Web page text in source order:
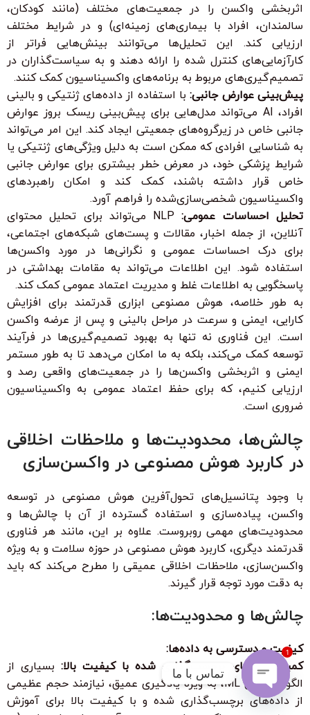
اثربخشی واکسن را در جمعیت‌های مختلف (مانند کودکان،
سالمندان، افراد با بیماری‌های زمینه‌ای) و در شرایط مختلف
ارزیابی کند. این تحلیل‌ها می‌توانند بینش‌هایی فراتر از
کارآزمایی‌های کنترل شده را ارائه دهند و به سیاست‌گذاران در
تصمیم‌گیری‌های مربوط به برنامه‌های واکسیناسیون کمک کنند.
پیش‌بینی عوارض جانبی:با استفاده از داده‌های ژنتیکی و بالینی
افراد، AI می‌تواند مدل‌هایی برای پیش‌بینی ریسک بروز عوارض
جانبی خاص در زیرگروه‌های جمعیتی ایجاد کند. این امر می‌تواند
به شناسایی افرادی که ممکن است به دلیل ویژگی‌های ژنتیکی یا
شرایط پزشکی خود، در معرض خطر بیشتری برای عوارض جانبی
خاص قرار داشته باشند، کمک کند و امکان راهبردهای
واکسیناسیون شخصی‌سازی‌شده را فراهم آورد.
تحلیل احساسات عمومی:
NLP می‌تواند برای تحلیل محتوای
آنلاین، از جمله اخبار، مقالات و پست‌های شبکه‌های اجتماعی،
برای درک احساسات عمومی و نگرانی‌ها در مورد واکسن‌ها
استفاده شود. این اطلاعات می‌تواند به مقامات بهداشتی در
پاسخگویی به اطلاعات غلط و مدیریت اعتماد عمومی کمک کند.
به طور خلاصه، هوش مصنوعی ابزاری قدرتمند برای افزایش
کارایی، ایمنی و سرعت در مراحل بالینی و پس از عرضه واکسن
است. این فناوری نه تنها به بهبود تصمیم‌گیری‌ها در فرآیند
توسعه کمک می‌کند، بلکه به ما امکان می‌دهد تا به طور مستمر
ایمنی و اثربخشی واکسن‌ها را در جمعیت‌های واقعی رصد و
ارزیابی کنیم، که برای حفظ اعتماد عمومی به واکسیناسیون
ضروری است.
چالش‌ها، محدودیت‌ها و ملاحظات اخلاقی
در کاربرد هوش مصنوعی در واکسن‌سازی
با وجود پتانسیل‌های تحول‌آفرین هوش مصنوعی در توسعه
واکسن، پیاده‌سازی و استفاده گسترده از آن با چالش‌ها و
محدودیت‌های مهمی روبروست. علاوه بر این، مانند هر فناوری
قدرتمند دیگری، کاربرد هوش مصنوعی در حوزه سلامت و به ویژه
واکسن‌سازی، ملاحظات اخلاقی عمیقی را مطرح می‌کند که باید
به دقت مورد توجه قرار گیرند.
چالش‌ها و محدودیت‌ها:
کیفیت و دسترسی به داده‌ها:
کمبود داده‌های برچسب‌گذاری شده با کیفیت بالا: بسیاری از
الگوریتم‌های ML، به ویژه یادگیری عمیق، نیازمند حجم عظیمی
از داده‌های برچسب‌گذاری شده و با کیفیت بالا برای آموزش
تماس با ما
Open
1